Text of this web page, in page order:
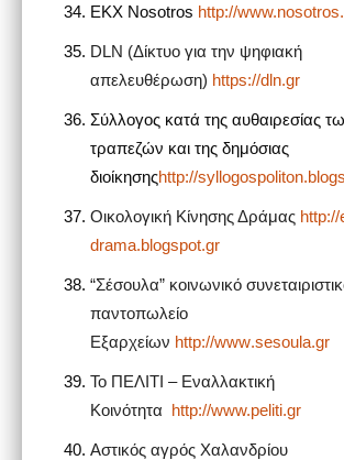
ΕΚΧ Nosotros http://
DLN (Δίκτυο για την ψηφιακή
απελευθέρωση) https://dln.gr
Σύλλογος κατά της αυθαιρεσίας
τραπεζών και της δημόσιας
διοίκησηςhttp://
Οικολογική Κίνησης Δράμας http://
drama.blogspot.gr
“Σέσουλα” κοινωνικό
παντοπωλείο
Εξαρχείων http://www.sesoula.gr
ToΠΕΛΙΤΙ – Εναλλακτική
Κοινότητα http://www.peliti.gr
Αστικός αγρός Χαλανδρίου